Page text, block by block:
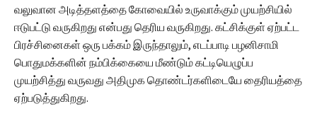
வலுவான அடித்தளத்தை கோவையில் உருவாக்கும் முயற்சியில்
ஈடுபட்டு வருகிறது என்பது தெரிய வருகிறது. கட்சிக்குள் ஏற்பட்ட
பிரச்சினைகள் ஒரு பக்கம் இருந்தாலும், எடப்பாடி பழனிசாமி
பொதுமக்களின் நம்பிக்கையை மீண்டும் கட்டியெழுப்ப
முயற்சித்து வருவது அதிமுக தொண்டர்களிடையே தைரியத்தை
ஏற்படுத்துகிறது.